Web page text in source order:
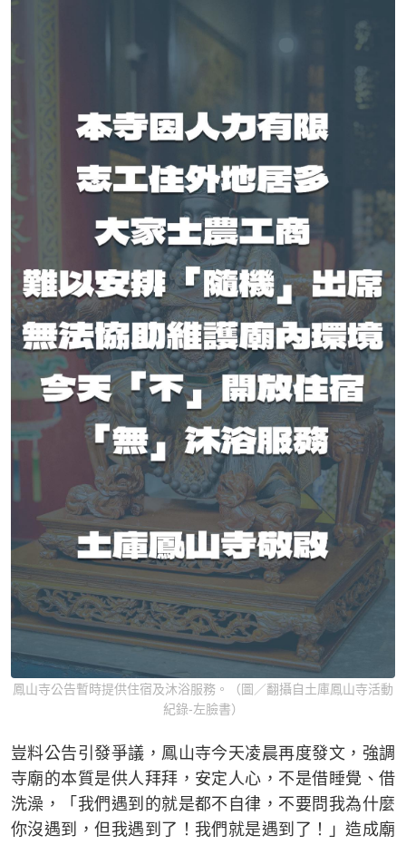
鳳山寺公告暫時提供住宿及沐浴服務。（圖／翻攝自土庫鳳山寺活動
紀錄-左臉書）
豈料公告引發爭議，鳳山寺今天凌晨再度發文，強調
寺廟的本質是供人拜拜，安定人心，不是借睡覺、借
洗澡，「我們遇到的就是都不自律，不要問我為什麼
你沒遇到，但我遇到了！我們就是遇到了！」造成廟